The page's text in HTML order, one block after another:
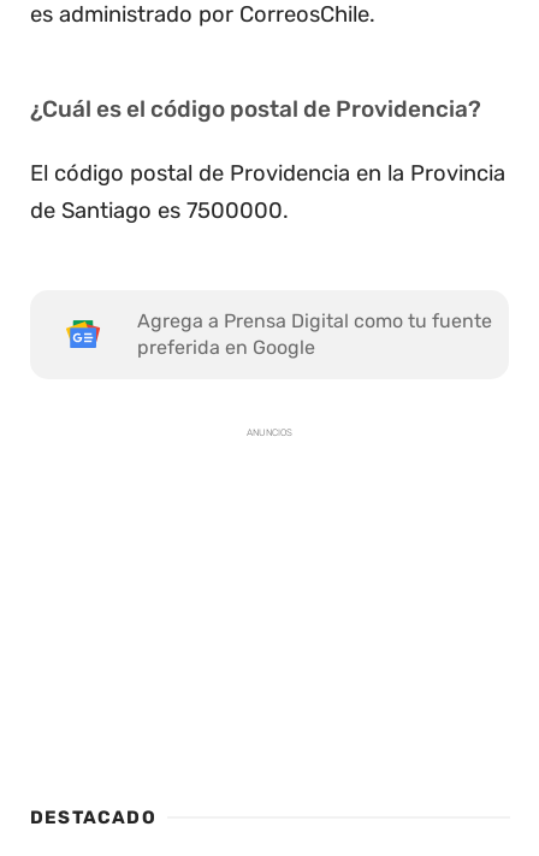
es administrado por CorreosChile.
¿Cuál es el código postal de Providencia?
El código postal de Providencia en la Provincia
de Santiago es 7500000.
Agrega a Prensa Digital como tu fuente
preferida en Google
ANUNCIOS
DESTACADO